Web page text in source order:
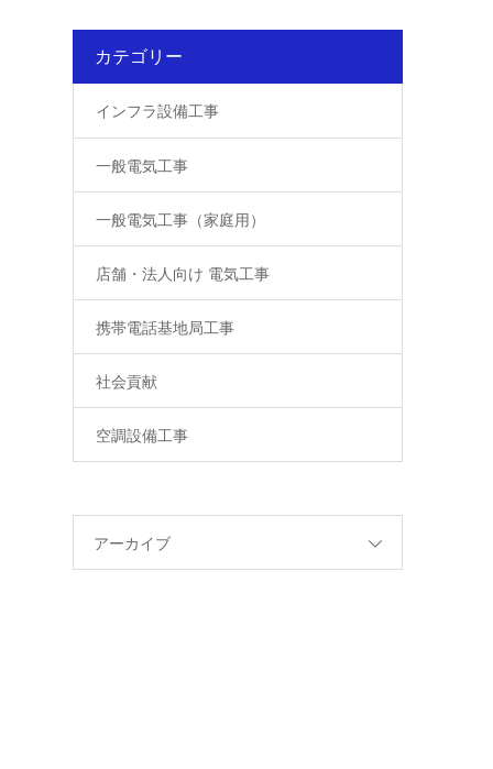
カテゴリー
インフラ設備工事
一般電気工事
一般電気工事（家庭用）
店舗・法人向け 電気工事
携帯電話基地局工事
社会貢献
空調設備工事
アーカイブ